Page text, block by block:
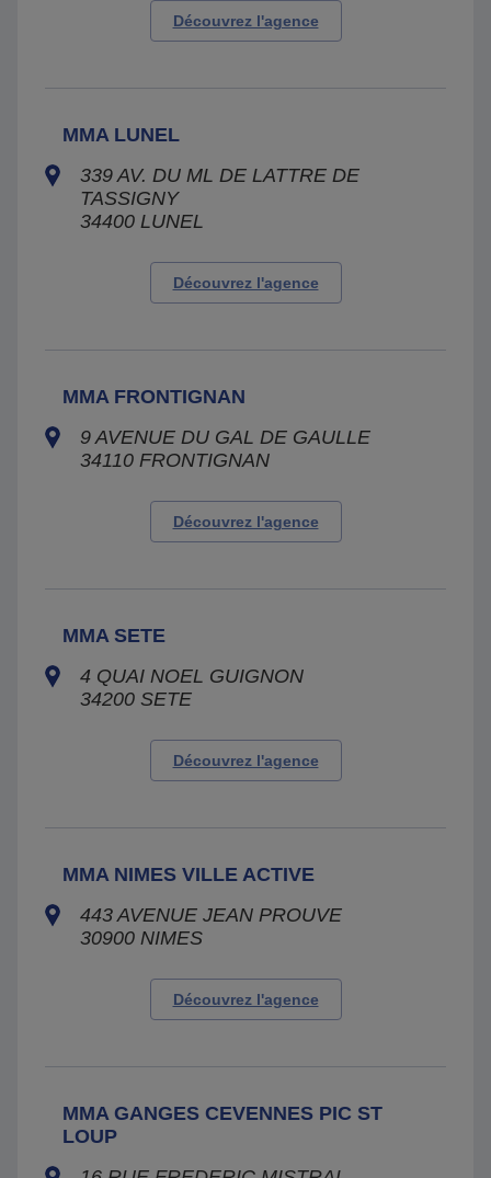
Découvrez l'agence
MMA LUNEL
339 AV. DU ML DE LATTRE DE
TASSIGNY
34400 LUNEL
Découvrez l'agence
MMA FRONTIGNAN
9 AVENUE DU GAL DE GAULLE
34110 FRONTIGNAN
Découvrez l'agence
MMA SETE
4 QUAI NOEL GUIGNON
34200 SETE
Découvrez l'agence
MMA NIMES VILLE ACTIVE
443 AVENUE JEAN PROUVE
30900 NIMES
Découvrez l'agence
MMA GANGES CEVENNES PIC ST
LOUP